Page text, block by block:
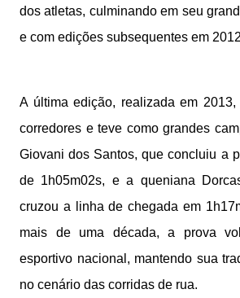
dos atletas, culminando em seu
e com edições subsequentes em
A última edição, realizada em 2013,
corredores e teve como grandes
Giovani dos Santos, que concluiu a
de 1h05m02s, e a queniana
cruzou a linha de chegada em
mais de uma década, a prova
esportivo nacional, mantendo sua
no cenário das corridas de rua.